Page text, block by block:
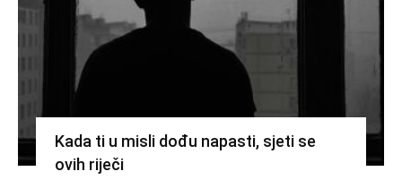
Kada ti u misli dođu napasti, sjeti se
ovih riječi